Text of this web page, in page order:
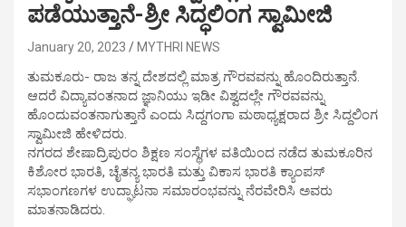
ಪಡೆಯುತ್ತಾನೆ-ಶ್ರೀ ಸಿದ್ಧಲಿಂಗ ಸ್ವಾಮೀಜಿ
January 20, 2023 MYTHRI NEWS
ತುಮಕೂರು- ರಾಜ ತನ್ನ ದೇಶದಲ್ಲಿ ಮಾತ್ರ ಗೌರವವನ್ನು ಹೊಂದಿರುತ್ತಾನೆ.
ಆದರೆ ವಿದ್ಯಾವಂತನಾದ ಜ್ಞಾನಿಯು ಇಡೀ ವಿಶ್ವದಲ್ಲೇ ಗೌರವವನ್ನು
ಹೊಂದುವಂತನಾಗುತ್ತಾನೆ ಎಂದು ಸಿದ್ದಗಂಗಾ ಮಠಾಧ್ಯಕ್ಷರಾದ ಶ್ರೀ ಸಿದ್ದಲಿಂಗ
ಸ್ವಾಮೀಜಿ ಹೇಳಿದರು.
ನಗರದ ಶೇಷಾದ್ರಿಪುರಂ ಶಿಕ್ಷಣ ಸಂಸ್ಥೆಗಳ ವತಿಯಿಂದ ನಡೆದ ತುಮಕೂರಿನ
ಕಿಶೋರ ಭಾರತಿ, ಚೈತನ್ಯ ಭಾರತಿ ಮತ್ತು ವಿಕಾಸ ಭಾರತಿ ಕ್ಯಾಂಪಸ್
ಸಭಾಂಗಣಗಳ ಉದ್ಘಾಟನಾ ಸಮಾರಂಭವನ್ನು ನೆರವೇರಿಸಿ ಅವರು
ಮಾತನಾಡಿದರು.